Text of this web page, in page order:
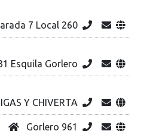
7 Local 260
Esquila Gorlero
Y CHIVERTA
Gorlero 961